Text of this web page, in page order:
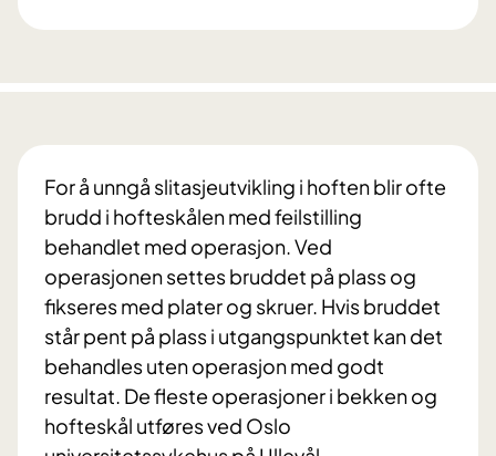
For å unngå slitasjeutvikling i hoften blir ofte
brudd i hofteskålen med feilstilling
behandlet med operasjon. Ved
operasjonen settes bruddet på plass og
fikseres med plater og skruer. Hvis bruddet
står pent på plass i utgangspunktet kan det
behandles uten operasjon med godt
resultat. De fleste operasjoner i bekken og
hofteskål utføres ved Oslo